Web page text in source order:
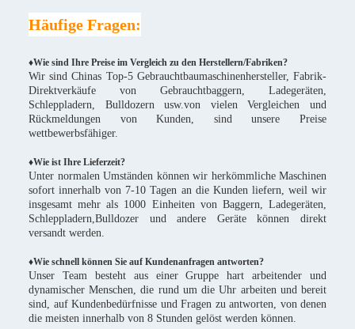
Häufige Fragen:
♦Wie sind Ihre Preise im Vergleich zu den Herstellern/Fabriken?
Wir sind Chinas Top-5 Gebrauchtbaumaschinenhersteller, Fabrik-
Direktverkäufe von Gebrauchtbaggern, Ladegeräten,
Schleppladern, Bulldozern usw.von vielen Vergleichen und
Rückmeldungen von Kunden, sind unsere Preise
wettbewerbsfähiger.
♦Wie ist Ihre Lieferzeit?
Unter normalen Umständen können wir herkömmliche Maschinen
sofort innerhalb von 7-10 Tagen an die Kunden liefern, weil wir
insgesamt mehr als 1000 Einheiten von Baggern, Ladegeräten,
Schleppladern,Bulldozer und andere Geräte können direkt
versandt werden.
♦Wie schnell können Sie auf Kundenanfragen antworten?
Unser Team besteht aus einer Gruppe hart arbeitender und
dynamischer Menschen, die rund um die Uhr arbeiten und bereit
sind, auf Kundenbedürfnisse und Fragen zu antworten, von denen
die meisten innerhalb von 8 Stunden gelöst werden können.